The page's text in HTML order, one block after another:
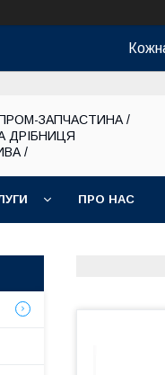
ЗАПЧАСТИНА /
ДРІБНИЦЯ
/
ПРО НАС